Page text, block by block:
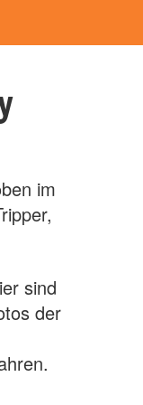
im
sind
der